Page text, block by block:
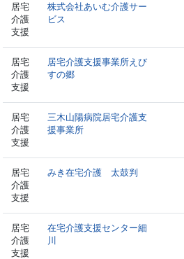
居宅
介護
支援
株式会社あいむ介護サー
ビス
居宅
介護
支援
居宅介護支援事業所えび
すの郷
居宅
介護
支援
三木山陽病院居宅介護支
援事業所
居宅
介護
支援
みき在宅介護 太鼓判
居宅
介護
支援
在宅介護支援センター細
川